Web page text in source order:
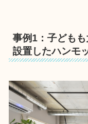
事例1：子ども
設置したハンモ